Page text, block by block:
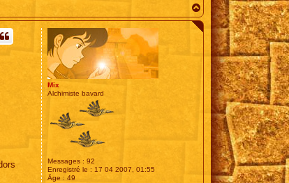
t
t
e
r
g
o
r
y
u
e
a
u
Mix
Alchimiste bavard
Messages : 92
Enregistré le : 17 04 2007, 01:55
Âge : 49